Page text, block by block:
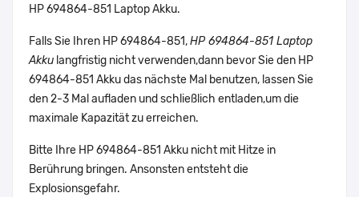
HP 694864-851 Laptop Akku.
Falls Sie Ihren HP 694864-851,HP 694864-851 Laptop
Akku langfristig nicht verwenden,dann bevor Sie den HP
694864-851 Akku das nächste Mal benutzen, lassen Sie
den 2-3 Mal aufladen und schließlich entladen,um die
maximale Kapazität zu erreichen.
Bitte Ihre HP 694864-851 Akku nicht mit Hitze in
Berührung bringen. Ansonsten entsteht die
Explosionsgefahr.